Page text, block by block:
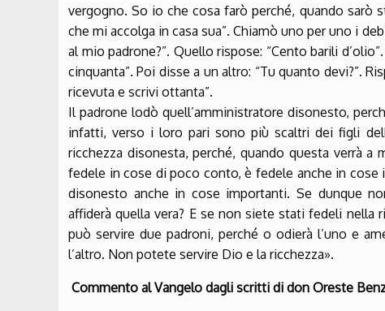
vergogno. So io che cosa farò perché, quando sarò
che mi accolga in casa sua”. Chiamò uno per uno i
al mio padrone?”. Quello rispose: “Cento barili
cinquanta”. Poi disse a un altro: “Tu quanto devi?”.
ricevuta e scrivi ottanta”.
Il padrone lodò quell’amministratore disonesto,
infatti, verso i loro pari sono più scaltri dei figli
ricchezza disonesta, perché, quando questa verrà
fedele in cose di poco conto, è fedele anche in
disonesto anche in cose importanti. Se dunque
affiderà quella vera? E se non siete stati fedeli nella
può servire due padroni, perché o odierà l’uno e
l’altro. Non potete servire Dio e la ricchezza».
Commento al Vangelo dagli scritti di don Oreste